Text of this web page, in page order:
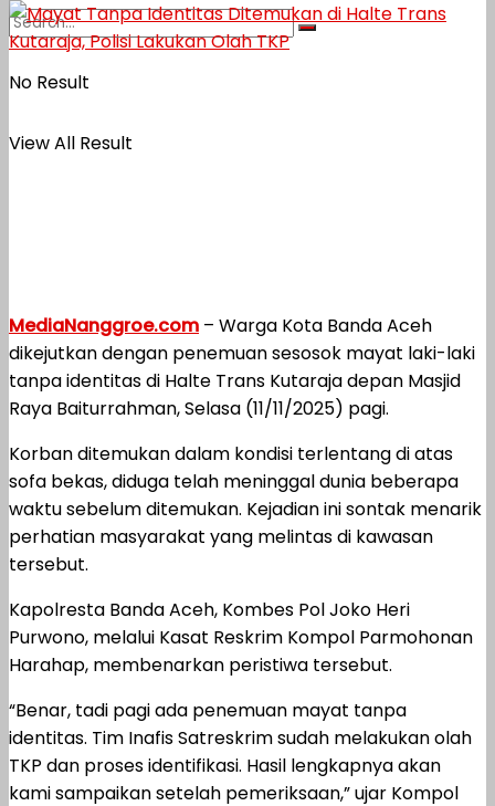
No Result
View All Result
MediaNanggroe.com – Warga Kota Banda Aceh
dikejutkan dengan penemuan sesosok mayat laki-laki
tanpa identitas di Halte Trans Kutaraja depan Masjid
Raya Baiturrahman, Selasa (11/11/2025) pagi.
Korban ditemukan dalam kondisi terlentang di atas
sofa bekas, diduga telah meninggal dunia beberapa
waktu sebelum ditemukan. Kejadian ini sontak menarik
perhatian masyarakat yang melintas di kawasan
tersebut.
Kapolresta Banda Aceh, Kombes Pol Joko Heri
Purwono, melalui Kasat Reskrim Kompol Parmohonan
Harahap, membenarkan peristiwa tersebut.
“Benar, tadi pagi ada penemuan mayat tanpa
identitas. Tim Inafis Satreskrim sudah melakukan olah
TKP dan proses identifikasi. Hasil lengkapnya akan
kami sampaikan setelah pemeriksaan,” ujar Kompol